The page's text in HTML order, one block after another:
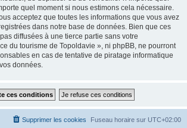
quel moment si nous estimons cela nécessaire.
acceptez que toutes les informations que vous avez
dans notre base de données. Bien que ces
diffusées à une tierce partie sans votre
du tourisme de Topoldavie », ni phpBB, ne pourront
en cas de tentative de piratage informatique
données.
Fuseau horaire sur UTC+02:00
Supprimer les cookies